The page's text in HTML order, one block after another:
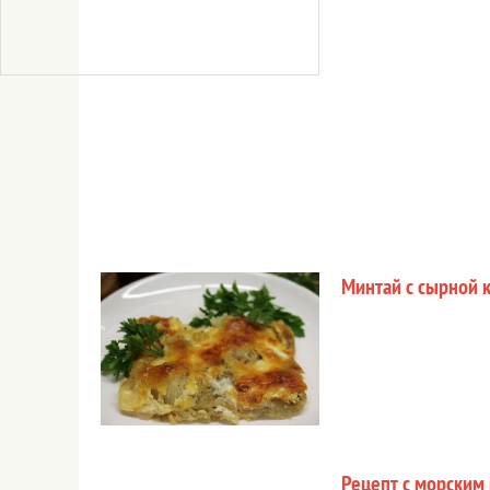
Минтай с сырной
Рецепт с